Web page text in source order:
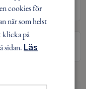
cookies för
när som helst
klicka på
sidan. Läs